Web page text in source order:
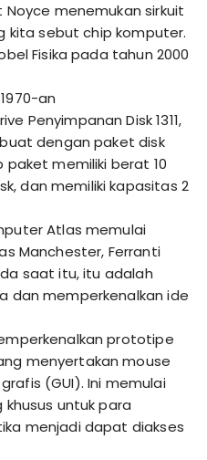
Noyce menemukan sirkuit
kita sebut chip komputer.
Fisika pada tahun 2000
an
Penyimpanan Disk 1311,
dengan paket disk
memiliki berat 10
dan memiliki kapasitas 2
Atlas memulai
Manchester, Ferranti
saat itu, itu adalah
dan memperkenalkan ide
prototipe
menyertakan mouse
(GUI). Ini memulai
untuk para
menjadi dapat diakses